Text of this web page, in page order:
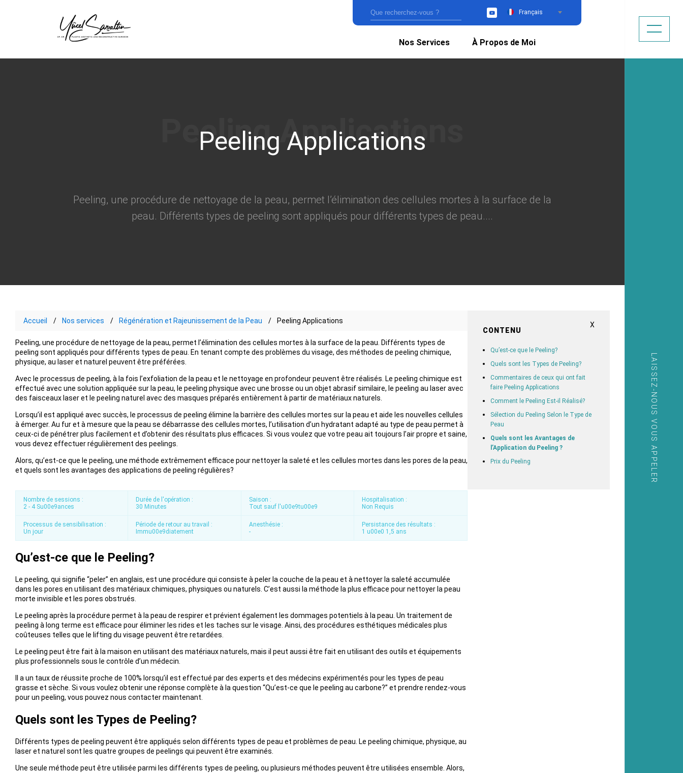
YouTubeFrançais
Nos Services À Propos de Moi
LAISSEZ-NOUS VOUS APPELER
Peeling Applications
Peeling, une procédure de nettoyage de la peau, permet l’élimination des cellules mortes à la surface de la
peau. Différents types de peeling sont appliqués pour différents types de peau....
Accueil Nos services Régénération et Rajeunissement de la Peau Peeling Applications
Peeling, une procédure de nettoyage de la peau, permet l’élimination des cellules mortes à la surface de la peau. Différents types de
peeling sont appliqués pour différents types de peau. En tenant compte des problèmes du visage, des méthodes de peeling chimique,
physique, au laser et naturel peuvent être préférées.
Avec le processus de peeling, à la fois l’exfoliation de la peau et le nettoyage en profondeur peuvent être réalisés. Le peeling chimique est
effectué avec une solution appliquée sur la peau, le peeling physique avec une brosse ou un objet abrasif similaire, le peeling au laser avec
des faisceaux laser et le peeling naturel avec des masques préparés entièrement à partir de matériaux naturels.
Lorsqu’il est appliqué avec succès, le processus de peeling élimine la barrière des cellules mortes sur la peau et aide les nouvelles cellules
à émerger. Au fur et à mesure que la peau se débarrasse des cellules mortes, l’utilisation d’un hydratant adapté au type de peau permet à
ceux-ci de pénétrer plus facilement et d’obtenir des résultats plus efficaces. Si vous voulez que votre peau ait toujours l’air propre et saine,
vous devez effectuer régulièrement des peelings.
Alors, qu’est-ce que le peeling, une méthode extrêmement efficace pour nettoyer la saleté et les cellules mortes dans les pores de la peau,
et quels sont les avantages des applications de peeling régulières?
Nombre de sessions :
2 - 4 Su00e9ances
Durée de l'opération :
30 Minutes
Saison :
Tout sauf l'u00e9tu00e9
Hospitalisation :
Non Requis
Processus de sensibilisation :
Un jour
Période de retour au travail :
Immu00e9diatement
Anesthésie :
-
Persistance des résultats :
1 u00e0 1,5 ans
Qu’est-ce que le Peeling?
Le peeling, qui signifie “peler” en anglais, est une procédure qui consiste à peler la couche de la peau et à nettoyer la saleté accumulée
dans les pores en utilisant des matériaux chimiques, physiques ou naturels. C’est aussi la méthode la plus efficace pour nettoyer la peau
morte invisible et les pores obstrués.
Le peeling après la procédure permet à la peau de respirer et prévient également les dommages potentiels à la peau. Un traitement de
peeling à long terme est efficace pour éliminer les rides et les taches sur le visage. Ainsi, des procédures esthétiques médicales plus
coûteuses telles que le lifting du visage peuvent être retardées.
Le peeling peut être fait à la maison en utilisant des matériaux naturels, mais il peut aussi être fait en utilisant des outils et équipements
plus professionnels sous le contrôle d’un médecin.
Il a un taux de réussite proche de 100% lorsqu’il est effectué par des experts et des médecins expérimentés pour les types de peau
grasse et sèche. Si vous voulez obtenir une réponse complète à la question “Qu’est-ce que le peeling au carbone?” et prendre rendez-vous
pour un peeling, vous pouvez nous contacter maintenant.
Quels sont les Types de Peeling?
Différents types de peeling peuvent être appliqués selon différents types de peau et problèmes de peau. Le peeling chimique, physique, au
laser et naturel sont les quatre groupes de peelings qui peuvent être examinés.
Une seule méthode peut être utilisée parmi les différents types de peeling, ou plusieurs méthodes peuvent être utilisées ensemble. Alors,
X
CONTENU
Qu’est-ce que le Peeling?
Quels sont les Types de Peeling?
Commentaires de ceux qui ont fait
faire Peeling Applications
Comment le Peeling Est-il Réalisé?
Sélection du Peeling Selon le Type de
Peau
Quels sont les Avantages de
l’Application du Peeling ?
Prix du Peeling